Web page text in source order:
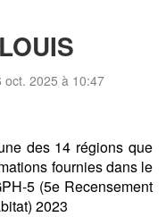
oct. 2025 à 10:47
des 14 régions que
fournies dans le
5 (5e Recensement
2023